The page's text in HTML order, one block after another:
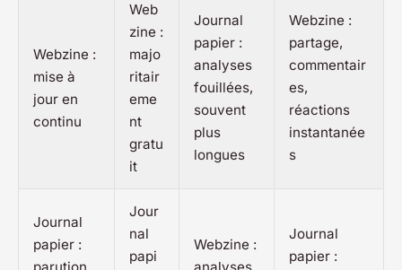
Webzine :
mise à
jour en
continu
Web
zine :
majo
ritair
eme
nt
gratu
it
Journal
papier :
analyses
fouillées,
souvent
plus
longues
Webzine :
partage,
commentair
es,
réactions
instantanée
s
Journal
papier :
Jour
nal
papi
Webzine :
Journal
papier :